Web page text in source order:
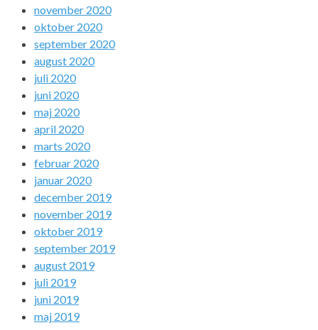
november 2020
oktober 2020
september 2020
august 2020
juli 2020
juni 2020
maj 2020
april 2020
marts 2020
februar 2020
januar 2020
december 2019
november 2019
oktober 2019
september 2019
august 2019
juli 2019
juni 2019
maj 2019